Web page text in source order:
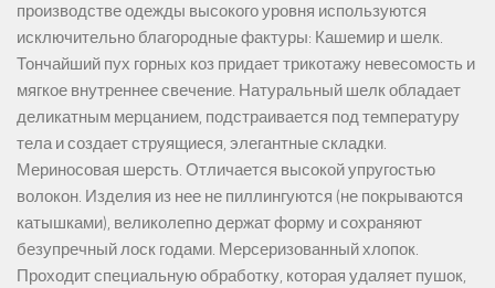
производстве одежды высокого уровня используются
исключительно благородные фактуры: Кашемир и шелк.
Тончайший пух горных коз придает трикотажу невесомость и
мягкое внутреннее свечение. Натуральный шелк обладает
деликатным мерцанием, подстраивается под температуру
тела и создает струящиеся, элегантные складки.
Мериносовая шерсть. Отличается высокой упругостью
волокон. Изделия из нее не пиллингуются (не покрываются
катышками), великолепно держат форму и сохраняют
безупречный лоск годами. Мерсеризованный хлопок.
Проходит специальную обработку, которая удаляет пушок,